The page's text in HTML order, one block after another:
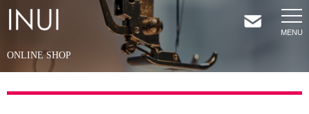
HOME
ONLINE SHOP